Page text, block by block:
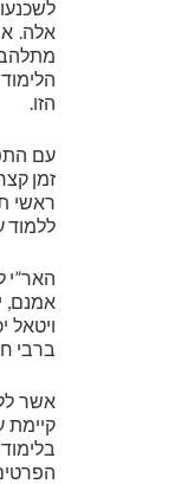
אלה.
מתלהב
הזו.
עם
זמן
ראשי
ללמוד
האר”י
אמנם,
ויטאל
ברבי
אשר
קיימת